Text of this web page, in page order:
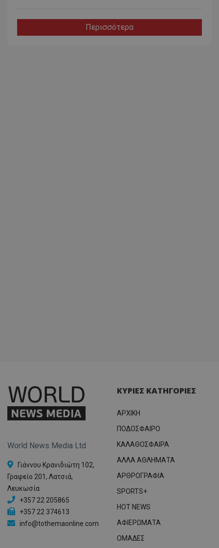
Περισσότερα
World News Media Ltd
Γιάννου Κρανιδιώτη 102,
Γραφείο 201, Λατσιά,
Λευκωσία
+357 22 205865
+357 22 374613
info@tothemaonline.com
ΚΥΡΙΕΣ ΚΑΤΗΓΟΡΙΕΣ
ΑΡΧΙΚΗ
ΠΟΔΟΣΦΑΙΡΟ
ΚΑΛΑΘΟΣΦΑΙΡΑ
ΑΛΛΑ ΑΘΛΗΜΑΤΑ
ΑΡΘΡΟΓΡΑΦΙΑ
SPORTS+
HOT NEWS
ΑΦΙΕΡΩΜΑΤΑ
ΟΜΑΔΕΣ